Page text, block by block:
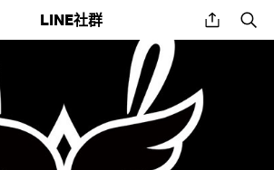
LINE社群 share